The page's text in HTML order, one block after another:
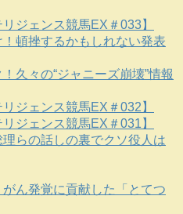
ジェンス競馬EX＃033】
頓挫するかもしれない発表
久々の“ジャニーズ崩壊”情報
ジェンス競馬EX＃032】
ジェンス競馬EX＃031】
らの話しの裏でクソ役人は
ん発覚に貢献した「とてつ